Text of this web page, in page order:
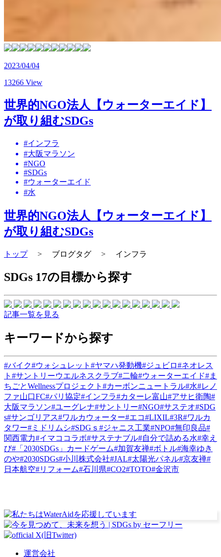
2023/04/04
13266 View
世界的NGO法人【ウォーターエイド】
が取り組むSDGs
#インフラ
#大阪マラソン
#NGO
#SDGs
#ウォーターエイド
#水
世界的NGO法人【ウォーターエイド】
が取り組むSDGs
トップ> ブログタグ > インフラ
SDGs 17の目標から探す
記事一覧を見る
キーワードから探す
#バイク#ウォシュレット #ヤマハ発動機#ジュビロ#ネオレス
ト #サントリーウエルネスクラブ#二輪#ウォーターエイド#ま
ちごとWellnessプロジェクト #カーボンニュートラル#水#レノ
ファ山口FC#パリ協定#インフラ#カターレ富山#アサヒ衛陶#
大阪マラソン#ユーグレナ#サントリー#NGO#サステオ#SDG
s#サンゴリアス#ワルカウォーター#エコ#LIXIL#3R#ワルカ
タワー#ミドリムシ#SDGｓ #ジャニス工業#NPO#無印良品#
関西電力#イマココラボ#サステナブル#自分で詰める水#幸え
び#「2030SDGs」カードゲーム#加賀友禅#ボトル#海幸ゆき
のや#2030SDGs#小川株式会社#JAL#太陽光パネル#京友禅#
日本航空#リフォーム#石川県#CO2#TOTO#金沢市
運営会社